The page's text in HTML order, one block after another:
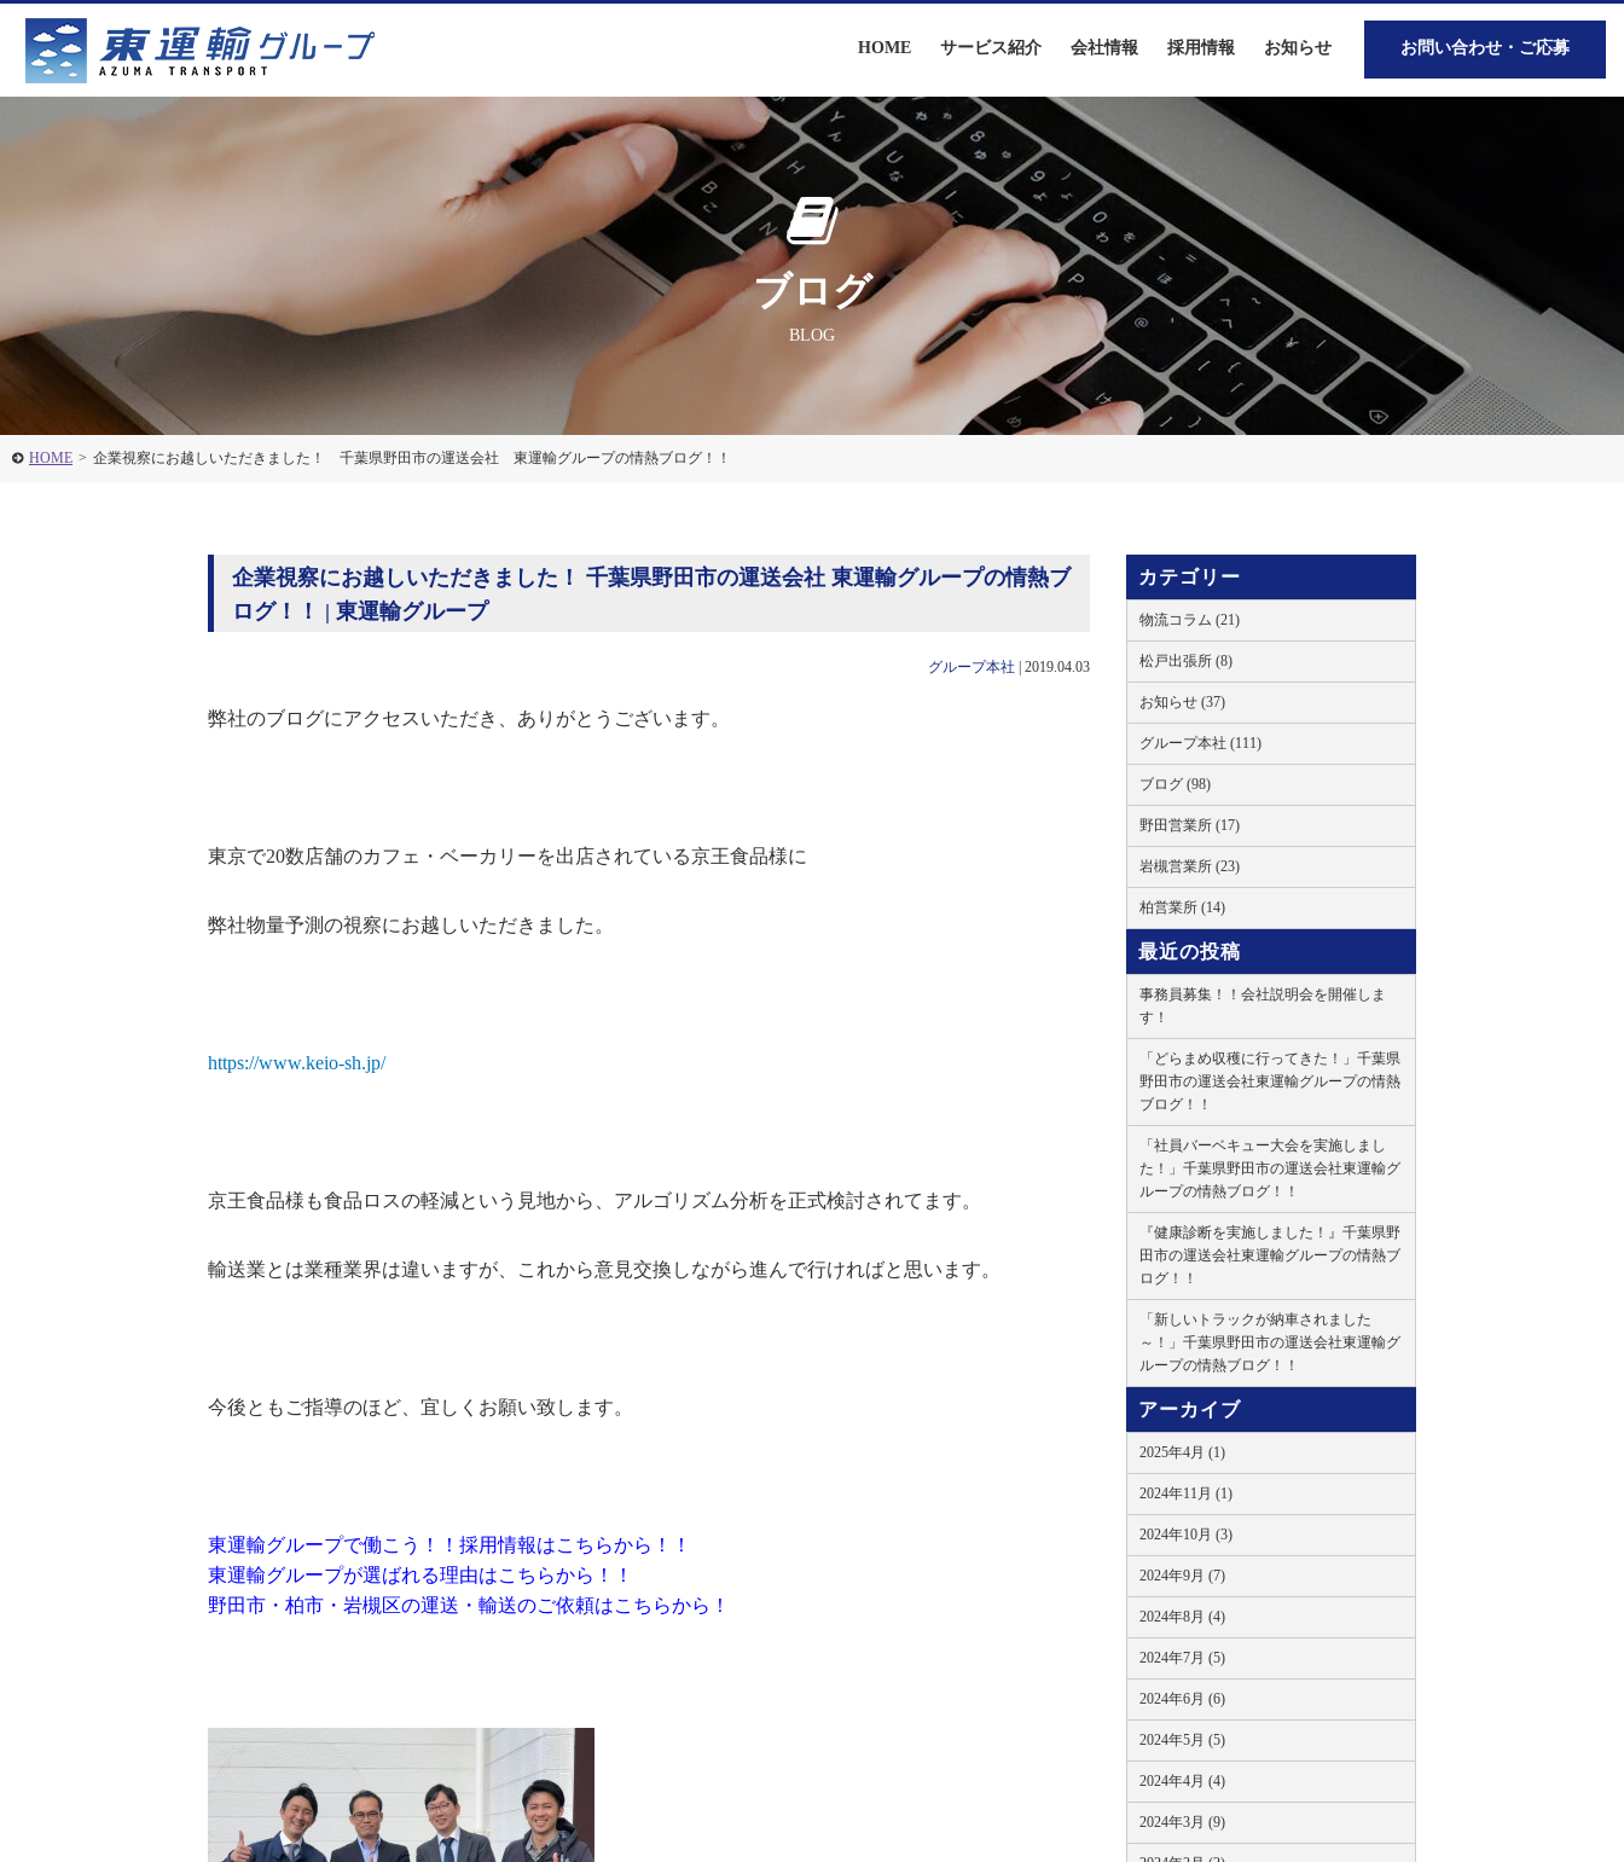
HOME サービス紹介 会社情報 採用情報 お知らせ お問い合わせ・ご応募
ブログ
BLOG
HOME > 企業視察にお越しいただきました！ 千葉県野田市の運送会社 東運輸グループの情熱ブログ！！
企業視察にお越しいただきました！ 千葉県野田市の運送会社 東運輸グループの情熱ブ
ログ！！ | 東運輸グループ
グループ本社 2019.04.03
弊社のブログにアクセスいただき、ありがとうございます。
東京で20数店舗のカフェ・ベーカリーを出店されている京王食品様に
弊社物量予測の視察にお越しいただきました。
https://www.keio-sh.jp/
京王食品様も食品ロスの軽減という見地から、アルゴリズム分析を正式検討されてます。
輸送業とは業種業界は違いますが、これから意見交換しながら進んで行ければと思います。
今後ともご指導のほど、宜しくお願い致します。
東運輸グループで働こう！！採用情報はこちらから！！
東運輸グループが選ばれる理由はこちらから！！
野田市・柏市・岩槻区の運送・輸送のご依頼はこちらから！
カテゴリー
物流コラム (21)
松戸出張所 (8)
お知らせ (37)
グループ本社 (111)
ブログ (98)
野田営業所 (17)
岩槻営業所 (23)
柏営業所 (14)
最近の投稿
事務員募集！！会社説明会を開催しま
す！
「どらまめ収穫に行ってきた！」千葉県
野田市の運送会社東運輸グループの情熱
ブログ！！
「社員バーベキュー大会を実施しまし
た！」千葉県野田市の運送会社東運輸グ
ループの情熱ブログ！！
『健康診断を実施しました！』千葉県野
田市の運送会社東運輸グループの情熱ブ
ログ！！
「新しいトラックが納車されました
～！」千葉県野田市の運送会社東運輸グ
ループの情熱ブログ！！
アーカイブ
2025年4月 (1)
2024年11月 (1)
2024年10月 (3)
2024年9月 (7)
2024年8月 (4)
2024年7月 (5)
2024年6月 (6)
2024年5月 (5)
2024年4月 (4)
2024年3月 (9)